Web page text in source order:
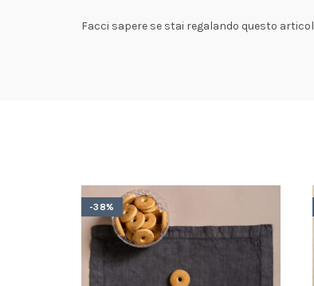
Facci sapere se stai regalando questo
-38%